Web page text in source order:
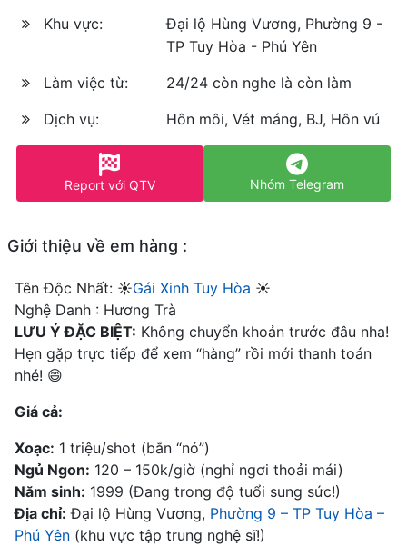
Khu vực:
Đại lộ Hùng Vương, Phường 9 -
TP Tuy Hòa - Phú Yên
Làm việc từ:
24/24 còn nghe là còn làm
Dịch vụ:
Hôn môi, Vét máng, BJ, Hôn vú
Report với QTV Nhóm Telegram
Giới thiệu về em hàng :
Tên Độc Nhất: ☀️Gái Xinh Tuy Hòa ☀️
Nghệ Danh : Hương Trà
LƯU Ý ĐẶC BIỆT: Không chuyển khoản trước đâu nha!
Hẹn gặp trực tiếp để xem “hàng” rồi mới thanh toán
nhé! 😄
Giá cả:
Xoạc: 1 triệu/shot (bắn “nỏ”)
Ngủ Ngon: 120 – 150k/giờ (nghỉ ngơi thoải mái)
Năm sinh: 1999 (Đang trong độ tuổi sung sức!)
Địa chỉ: Đại lộ Hùng Vương, Phường 9 – TP Tuy Hòa –
Phú Yên (khu vực tập trung nghệ sĩ!)